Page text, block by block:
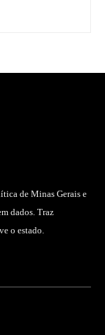
de Minas Gerais e
dados. Traz
o estado.